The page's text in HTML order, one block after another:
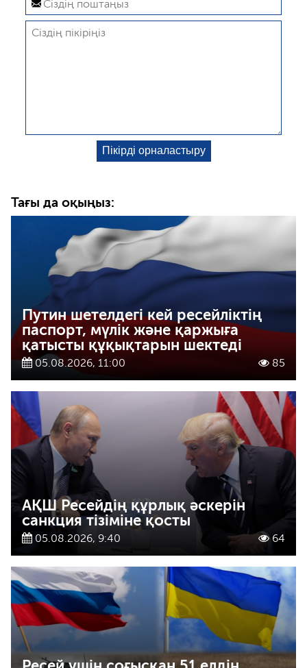
Тағы да оқыңыз:
Путин шетелдегі кей ресейліктің
паспорт, мүлік және қаржыға
қатысты құқықтарын шектеді
05.08.2026, 11:00 85
АҚШ Ресейдің құрлық әскерін
санкция тізіміне қосты
05.08.2026, 9:40 64